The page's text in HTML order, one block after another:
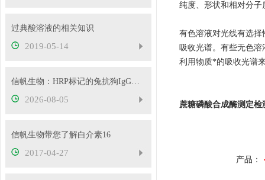
过典酸溶液的相关知识
2019-05-14
信帆生物：HRP标记的兔抗狗IgG产品介绍
2026-08-05
信帆生物带您了解白介素16
2017-04-27
纯度、形状和相对分
有色溶液对光线有选
吸收光谱。有些无色
利用物质*的吸收光谱
蔗糖磷酸合成酶测定
产品：